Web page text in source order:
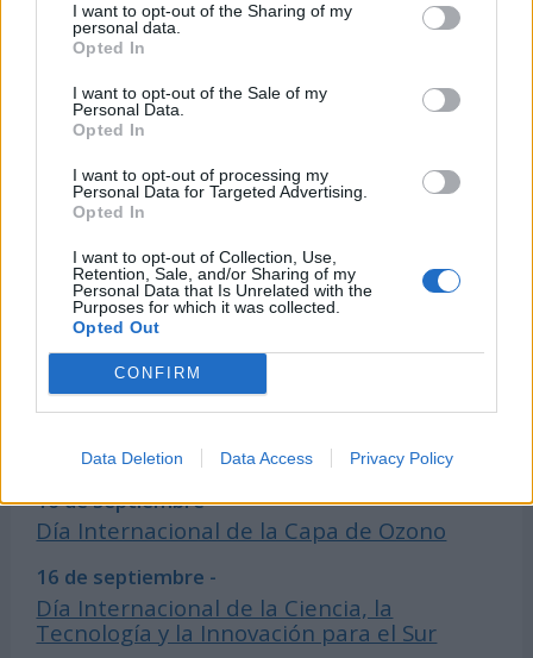
I want to opt-out of the Sharing of my
personal data.
Opted In
I want to opt-out of the Sale of my
Personal Data.
Opted In
I want to opt-out of processing my
Personal Data for Targeted Advertising.
Opted In
I want to opt-out of Collection, Use,
Retention, Sale, and/or Sharing of my
Personal Data that Is Unrelated with the
Purposes for which it was collected.
Opted Out
CONFIRM
Data Deletion Data Access Privacy Policy
13 de septiembre -
Día del Profesor de Natación
13 de septiembre -
Día Internacional de la Colangitis Biliar
Primaria
14 de septiembre -
Día Mundial de la Dermatitis Atópica
15 de septiembre -
Día Internacional de la Democracia
15 de septiembre -
Día Europeo de la Salud Prostática
Día Mundial del Linfoma
16 de septiembre -
Día Internacional de la Capa de Ozono
16 de septiembre -
Día Internacional de la Ciencia, la
Tecnología y la Innovación para el Sur